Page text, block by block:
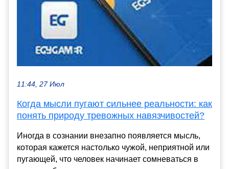
11:44, 27 Июл
Когда мысли пугают сильнее реальности: как
понять природу тревожных навязчивостей?
Иногда в сознании внезапно появляется мысль,
которая кажется настолько чужой, неприятной или
пугающей, что человек начинает сомневаться в